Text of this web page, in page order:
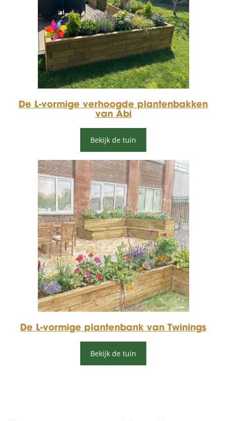
De L-vormige verhoogde plantenbakken
van Abi
Bekijk de tuin
De L-vormige plantenbank van Twinings
Bekijk de tuin